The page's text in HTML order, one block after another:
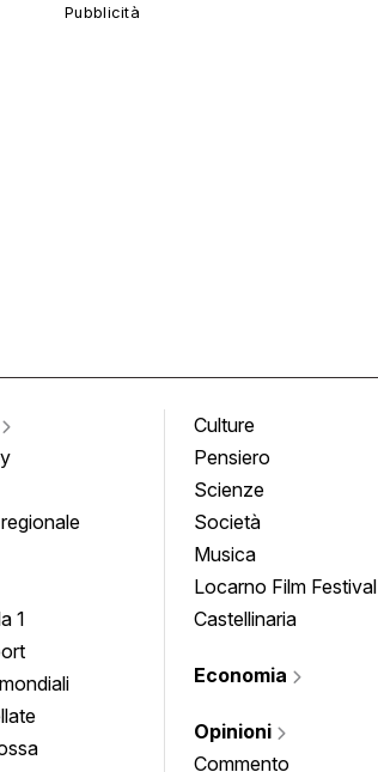
1
Culture
Pensiero
Scienze
Società
Musica
Locarno Film Festival
Castellinaria
Economia
Opinioni
Commento